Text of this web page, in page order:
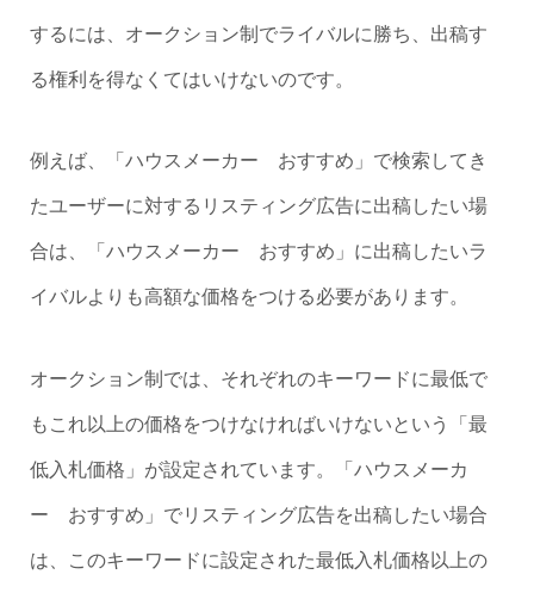
するには、オークション制でライバルに勝ち、出稿す
る権利を得なくてはいけないのです。
例えば、「ハウスメーカー おすすめ」で検索してき
たユーザーに対するリスティング広告に出稿したい場
合は、「ハウスメーカー おすすめ」に出稿したいラ
イバルよりも高額な価格をつける必要があります。
オークション制では、それぞれのキーワードに最低で
もこれ以上の価格をつけなければいけないという「最
低入札価格」が設定されています。「ハウスメーカ
ー おすすめ」でリスティング広告を出稿したい場合
は、このキーワードに設定された最低入札価格以上の